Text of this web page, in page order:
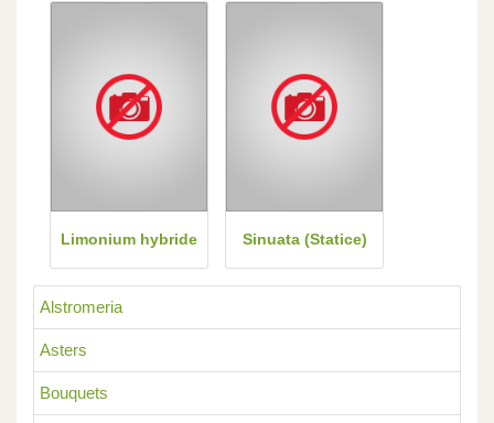
Alstromeria
Asters
Bouquets
Limonium hybride Sinuata (Statice)